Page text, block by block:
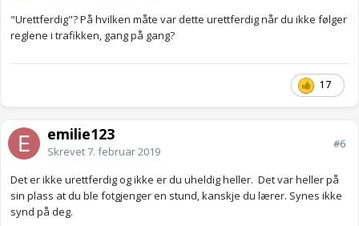
"Urettferdig"? På hvilken måte var dette urettferdig når du ikke følger
reglene i trafikken, gang på gang?
17
emilie123
Skrevet7. februar 2019
#6
Det er ikke urettferdig og ikke er du uheldig heller. Det var heller på
sin plass at du ble fotgjenger en stund, kanskje du lærer. Synes ikke
synd på deg.